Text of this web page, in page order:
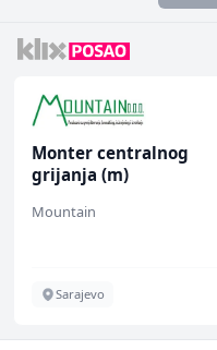
Monter centralnog
grijanja (m)
Mountain
Sarajevo